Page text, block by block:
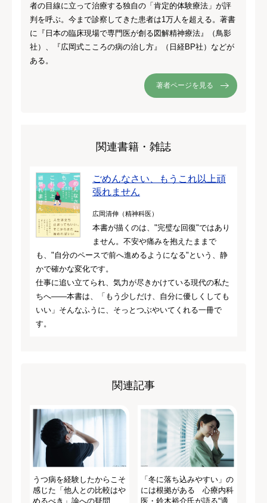
者の目線に立って治療する独自の「肯定的体験療法」が評
判を呼ぶ。今まで診察してきた患者は1万人を超える。著書
に『日本の臨床現場で専門医が創る図解精神療法』（鳥影
社）、『広岡式こころの病の治し方』（日経BP社）などが
ある。
著者ページを見る
関連書籍・雑誌
ごめんなさい、もうこれ以上頑
張れません
広岡清伸（精神科医）
本書が描くのは、"完璧な回復"ではあり
ません。不安や痛みを抱えたままで
も、"自分のペースで前へ進めるようになる"という、静
かで確かな変化です。
仕事に追い立てられ、気力が尽きかけている現代の私た
ちへ――本書は、「もう少しだけ、自分に優しくしても
いい」そんなふうに、そっとつぶやいてくれる一冊で
す。
関連記事
うつ病を経験したからこそ
感じた「他人との比較はや
めるべき」論への疑問
「冬に落ち込みやすい」の
には根拠がある 心療内科
医・鈴木裕介氏が語る“適